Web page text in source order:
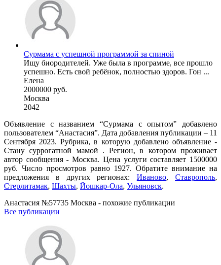
Сурмама с успешной программой за спиной
Ищу биородителей. Уже была в программе, все прошло
успешно. Есть свой ребёнок, полностью здоров. Гон ...
Елена
2000000 руб.
Москва
2042
Объявление с названием “Сурмама с опытом” добавлено
пользователем “Анастасия”. Дата добавления публикации – 11
Сентября 2023. Рубрика, в которую добавлено объявление -
Cтану суррогатной мамой . Регион, в котором проживает
автор сообщения - Москва. Цена услуги составляет 1500000
руб. Число просмотров равно 1927. Обратите внимание на
предложения в других регионах:Иваново,Ставрополь,
Стерлитамак, Шахты, Йошкар-Ола, Ульяновск.
Анастасия №57735 Москва - похожие публикации
Все публикации